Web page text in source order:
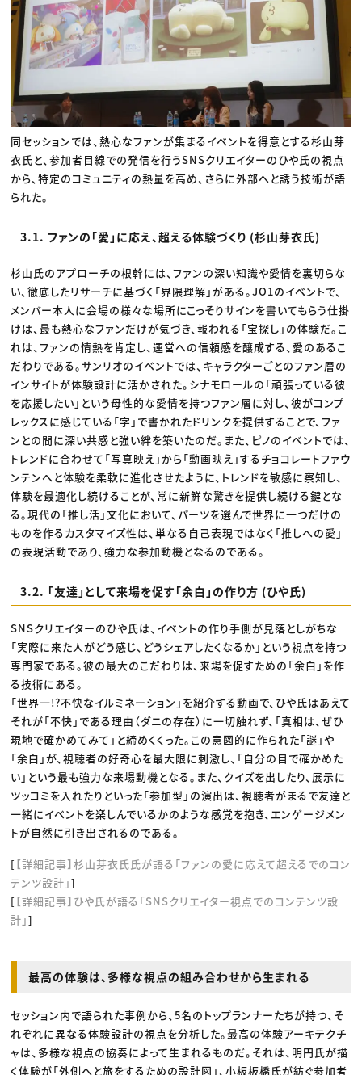
同セッションでは、熱心なファンが集まるイベントを得意とする杉山芽
衣氏と、参加者目線での発信を行うSNSクリエイターのひや氏の視点
から、特定のコミュニティの熱量を高め、さらに外部へと誘う技術が語
られた。
3.1. ファンの「愛」に応え、超える体験づくり (杉山芽衣氏)
杉山氏のアプローチの根幹には、ファンの深い知識や愛情を裏切らな
い、徹底したリサーチに基づく「界隈理解」がある。JO1のイベントで、
メンバー本人に会場の様々な場所にこっそりサインを書いてもらう仕掛
けは、最も熱心なファンだけが気づき、報われる「宝探し」の体験だ。こ
れは、ファンの情熱を肯定し、運営への信頼感を醸成する、愛のあるこ
だわりである。サンリオのイベントでは、キャラクターごとのファン層の
インサイトが体験設計に活かされた。シナモロールの「頑張っている彼
を応援したい」という母性的な愛情を持つファン層に対し、彼がコンプ
レックスに感じている「字」で書かれたドリンクを提供することで、ファ
ンとの間に深い共感と強い絆を築いたのだ。また、ピノのイベントでは、
トレンドに合わせて「写真映え」から「動画映え」するチョコレートファウ
ンテンへと体験を柔軟に進化させたように、トレンドを敏感に察知し、
体験を最適化し続けることが、常に新鮮な驚きを提供し続ける鍵とな
る。現代の「推し活」文化において、パーツを選んで世界に一つだけの
ものを作るカスタマイズ性は、単なる自己表現ではなく「推しへの愛」
の表現活動であり、強力な参加動機となるのである。
3.2. 「友達」として来場を促す「余白」の作り方 (ひや氏)
SNSクリエイターのひや氏は、イベントの作り手側が見落としがちな
「実際に来た人がどう感じ、どうシェアしたくなるか」という視点を持つ
専門家である。彼の最大のこだわりは、来場を促すための「余白」を作
る技術にある。
「世界一!?不快なイルミネーション」を紹介する動画で、ひや氏はあえて
それが「不快」である理由（ダニの存在）に一切触れず、「真相は、ぜひ
現地で確かめてみて」と締めくくった。この意図的に作られた「謎」や
「余白」が、視聴者の好奇心を最大限に刺激し、「自分の目で確かめた
い」という最も強力な来場動機となる。また、クイズを出したり、展示に
ツッコミを入れたりといった「参加型」の演出は、視聴者がまるで友達と
一緒にイベントを楽しんでいるかのような感覚を抱き、エンゲージメン
トが自然に引き出されるのである。
[ 【詳細記事】杉山芽衣氏氏が語る「ファンの愛に応えて超えるでのコン
テンツ設計」]
[ 【詳細記事】ひや氏が語る「SNSクリエイター視点でのコンテンツ設
計」]
最高の体験は、多様な視点の組み合わせから生まれる
セッション内で語られた事例から、5名のトップランナーたちが持つ、そ
れぞれに異なる体験設計の視点を分析した。最高の体験アーキテクチ
ャは、多様な視点の協奏によって生まれるものだ。それは、明円氏が描
く体験が「外側へと旅をするための設計図」、小板板橋氏が紡ぐ参加者